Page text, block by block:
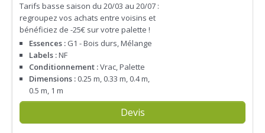
Tarifs basse saison du 20/03 au 20/07 :
regroupez vos achats entre voisins et
bénéficiez de -25€ sur votre palette !
Essences : G1 - Bois durs, Mélange
Labels :NF
Conditionnement :Vrac, Palette
Dimensions : 0.25 m, 0.33 m, 0.4 m,
0.5 m, 1 m
Devis